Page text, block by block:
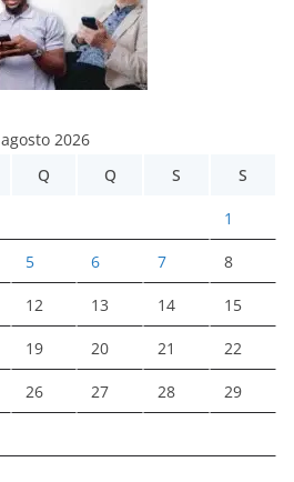
agosto 2026
Q Q S S
1
5 6 7 8
12 13 14 15
19 20 21 22
26 27 28 29